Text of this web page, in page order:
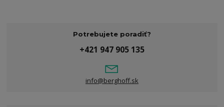
Potrebujete poradiť?
+421 947 905 135
info@berghoff.sk